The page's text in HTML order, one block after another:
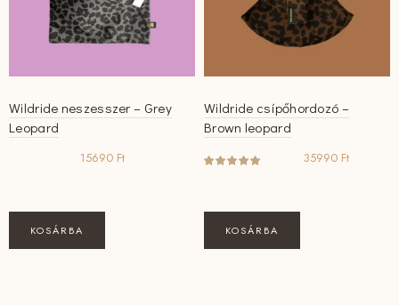
Wildride neszesszer – Grey
Leopard
15690 Ft
KOSÁRBA
Wildride csípőhordozó –
Brown leopard
35990 Ft
KOSÁRBA